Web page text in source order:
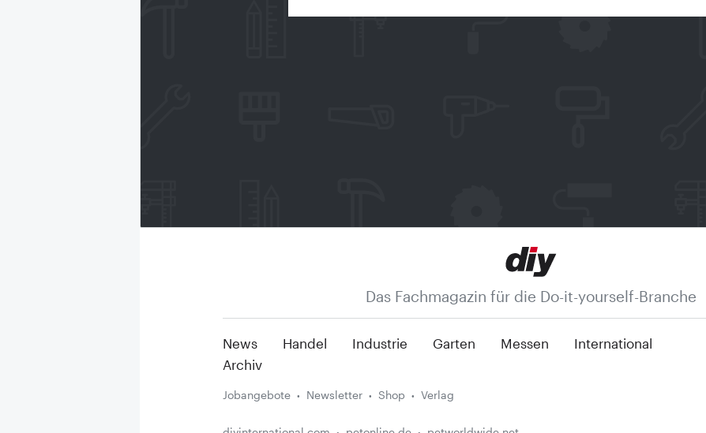
Das Fachmagazin für die Do-it-yourself-Branche
News Handel Industrie Garten Messen
International
Archiv
Jobangebote Newsletter Shop Verlag